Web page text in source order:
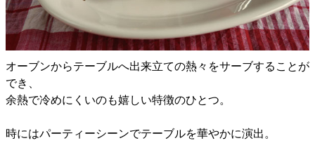
オーブンからテーブルへ出来立ての熱々をサーブすることが
でき、
余熱で冷めにくいのも嬉しい特徴のひとつ。
時にはパーティーシーンでテーブルを華やかに演出。